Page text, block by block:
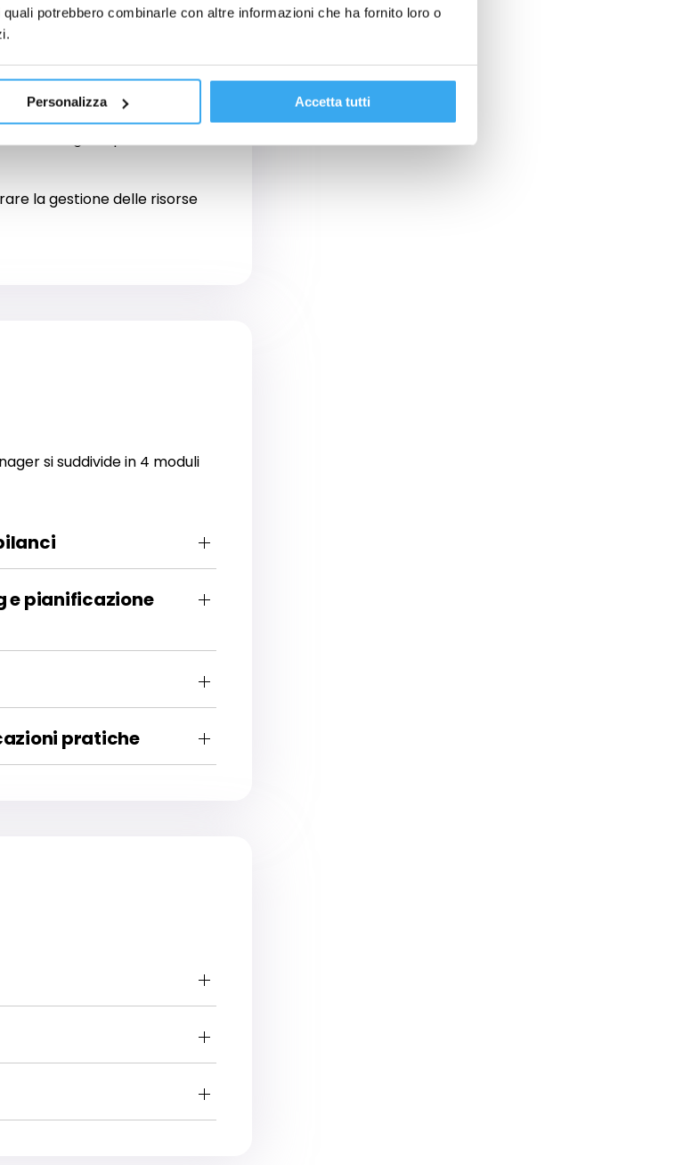
potrebbero combinarle con altre informazioni che ha fornito loro o
Personalizza Accetta tutti
competenze finanziarie
più consapevole delle
la gestione delle risorse
si suddivide in 4 moduli
e pianificazione
pratiche